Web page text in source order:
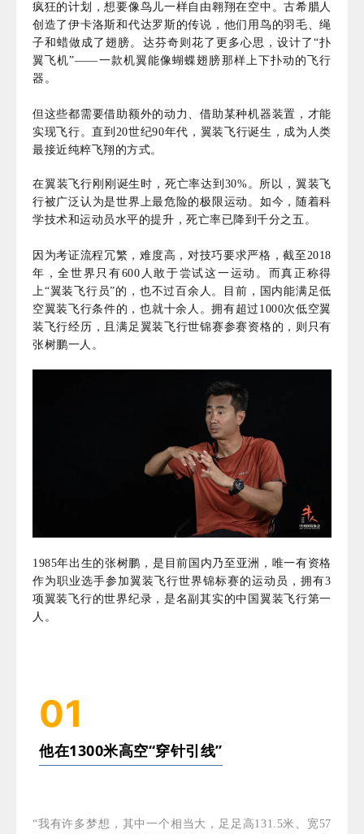
疯狂的计划，想要像鸟儿一样自由翱翔在空中。古希腊人
创造了伊卡洛斯和代达罗斯的传说，他们用鸟的羽毛、绳
子和蜡做成了翅膀。达芬奇则花了更多心思，设计了“扑
翼飞机”——一款机翼能像蝴蝶翅膀那样上下扑动的飞行
器。
但这些都需要借助额外的动力、借助某种机器装置，才能
实现飞行。直到20世纪90年代，翼装飞行诞生，成为人类
最接近纯粹飞翔的方式。
在翼装飞行刚刚诞生时，死亡率达到30%。所以，翼装飞
行被广泛认为是世界上最危险的极限运动。如今，随着科
学技术和运动员水平的提升，死亡率已降到千分之五。
因为考证流程冗繁，难度高，对技巧要求严格，截至2018
年，全世界只有600人敢于尝试这一运动。而真正称得
上“翼装飞行员”的，也不过百余人。目前，国内能满足低
空翼装飞行条件的，也就十余人。拥有超过1000次低空翼
装飞行经历，且满足翼装飞行世锦赛参赛资格的，则只有
张树鹏一人。
1985年出生的张树鹏，是目前国内乃至亚洲，唯一有资格
作为职业选手参加翼装飞行世界锦标赛的运动员，拥有3
项翼装飞行的世界纪录，是名副其实的中国翼装飞行第一
人。
01
他在1300米高空“穿针引线”
“我有许多梦想，其中一个相当大，足足高131.5米、宽57